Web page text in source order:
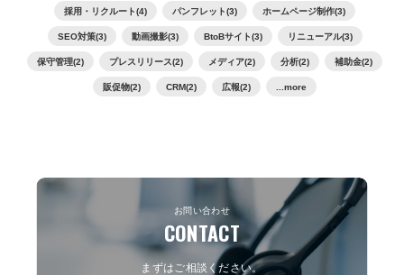
採用・リクルート(4) パンフレット(3) ホームページ制作(3)
SEO対策(3) 動画撮影(3) BtoBサイト(3) リニューアル(3)
保守管理(2) プレスリリース(2) メディア(2) 分析(2) 補助金(2)
販促物(2) CRM(2) 広報(2) ...more
お問い合わせ
CONTACT
まずはご相談ください。